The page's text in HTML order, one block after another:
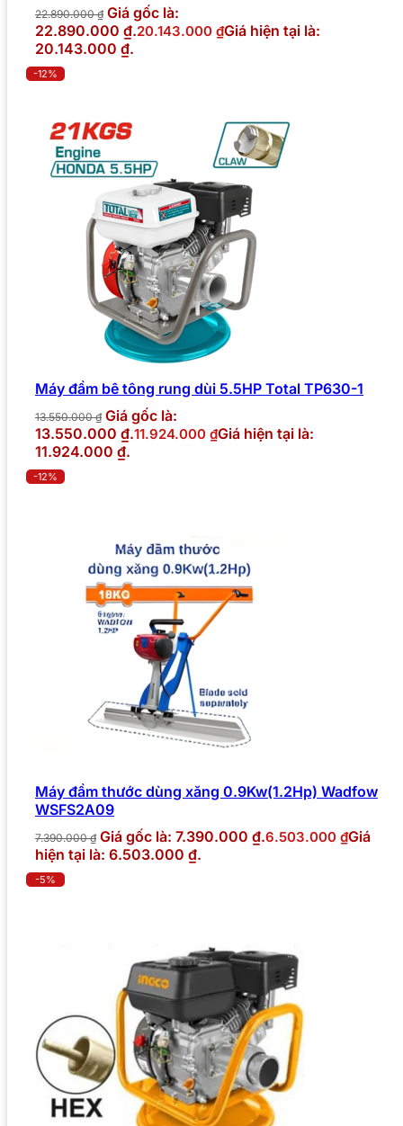
22.890.000₫ Giá gốc là:
22.890.000 ₫.20.143.000 ₫Giá hiện tại là:
20.143.000 ₫.
-12%
Máy đầm bê tông rung dùi 5.5HP Total TP630-1
13.550.000₫ Giá gốc là:
13.550.000 ₫.11.924.000 ₫Giá hiện tại là:
11.924.000 ₫.
-12%
Máy đầm thước dùng xăng 0.9Kw(1.2Hp) Wadfow
WSFS2A09
7.390.000₫ Giá gốc là: 7.390.000 ₫.6.503.000 ₫Giá
hiện tại là: 6.503.000 ₫.
-5%